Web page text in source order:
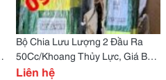
Bộ Chia Lưu Lượng 2 Đầu Ra
50Cc/Khoang Thủy Lực, Giá Bộ
Chia Lưu Lượng Bánh Răng, Bộ
Liên hệ